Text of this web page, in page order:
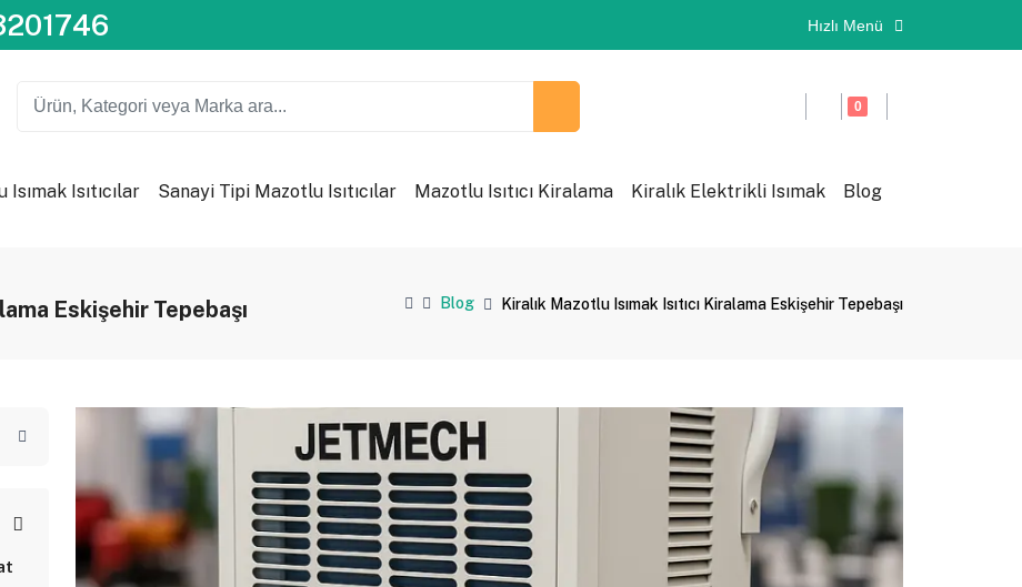
Hızlı Menü
0
Isımak Isıtıcılar Sanayi Tipi Mazotlu Isıtıcılar Mazotlu Isıtıcı Kiralama Kiralık Elektrikli Isımak Blog
Eskişehir Tepebaşı Blog Kiralık Mazotlu Isımak Isıtıcı Kiralama Eskişehir Tepebaşı